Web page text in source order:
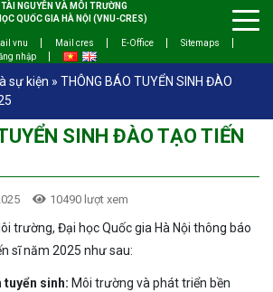
NGUYÊN VÀ MÔI TRƯỜNG
QUỐC GIA HÀ NỘI (VNU-CRES)
vnu Mail cres E-Office
Sitemaps
nhập
sự kiện » THÔNG BÁO TUYỂN SINH ĐÀO
SINH ĐÀO TẠO TIẾN
10490 lượt xem
trường, Đại học Quốc gia Hà Nội thông báo
sĩ năm 2025 như sau:
tuyển sinh: Môi trường và phát triển bền